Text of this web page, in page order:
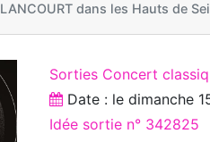
dans les Hauts de
Sorties Concert
Date : ledimanche
Idée sortie n° 342825